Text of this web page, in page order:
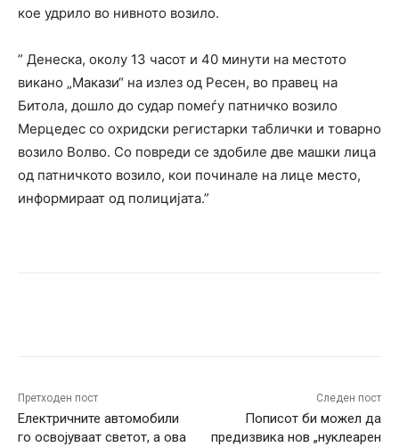
кое удрило во нивното возило.
” Денеска, околу 13 часот и 40 минути на местото
викано „Макази“ на излез од Ресен, во правец на
Битола, дошло до судар помеѓу патничко возило
Мерцедес со охридски регистарки таблички и товарно
возило Волво. Со повреди се здобиле две машки лица
од патничкото возило, кои починале на лице место,
информираат од полицијата.”
Претходен пост
Електричните автомобили
го освојуваат светот, а ова
Следен пост
Пописот би можел да
предизвика нов „нуклеарен